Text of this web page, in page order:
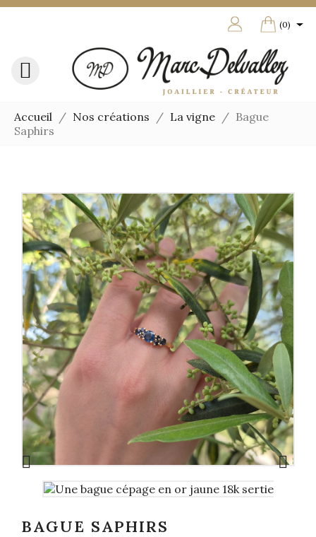

(0)

Accueil Nos créations La vigne
Bague
Saphirs
 
BAGUE SAPHIRS